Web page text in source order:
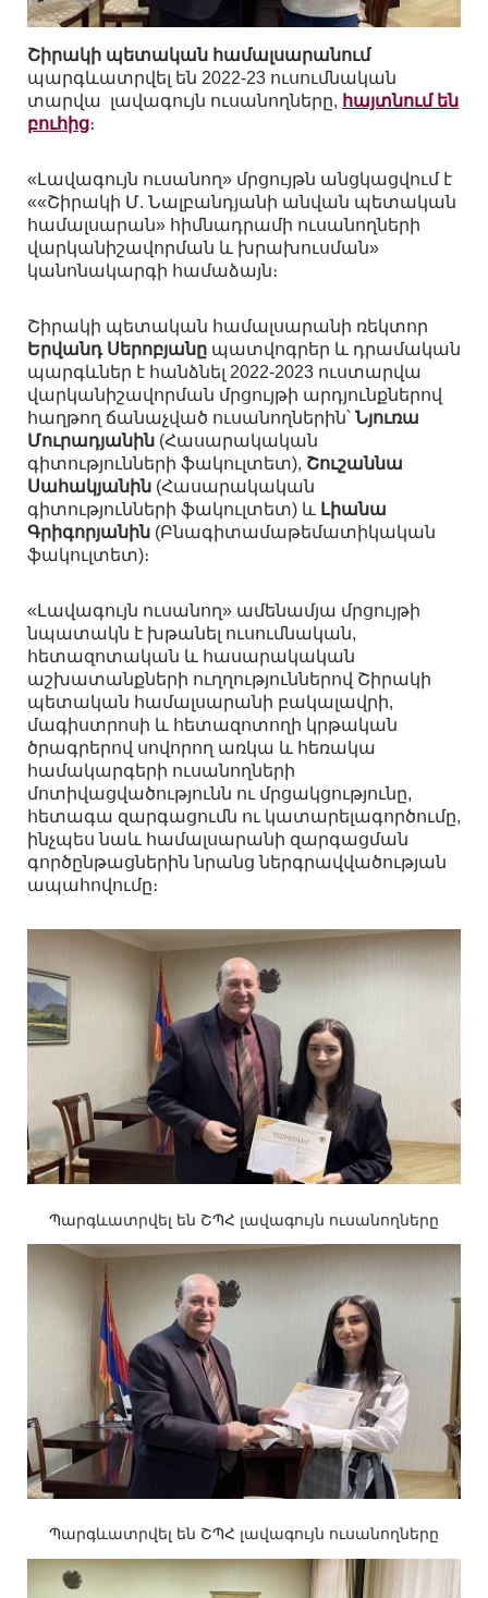
Շիրակի պետական համալսարանում
պարգևատրվել են 2022-23 ուսումնական
տարվա լավագույն ուսանողները, հայտնում են
բուհից։
«Լավագույն ուսանող» մրցույթն անցկացվում է
««Շիրակի Մ. Նալբանդյանի անվան պետական
համալսարան» հիմնադրամի ուսանողների
վարկանիշավորման և խրախուսման»
կանոնակարգի համաձայն։
Շիրակի պետական համալսարանի ռեկտոր
Երվանդ Սերոբյանը պատվոգրեր և դրամական
պարգևներ է հանձնել 2022-2023 ուստարվա
վարկանիշավորման մրցույթի արդյունքներով
հաղթող ճանաչված ուսանողներին՝ Նյուռա
Մուրադյանին (Հասարակական
գիտությունների ֆակուլտետ), Շուշաննա
Սահակյանին (Հասարակական
գիտությունների ֆակուլտետ) և Լիանա
Գրիգորյանին (Բնագիտամաթեմատիկական
ֆակուլտետ)։
«Լավագույն ուսանող» ամենամյա մրցույթի
նպատակն է խթանել ուսումնական,
հետազոտական և հասարակական
աշխատանքների ուղղություններով Շիրակի
պետական համալսարանի բակալավրի,
մագիստրոսի և հետազոտողի կրթական
ծրագրերով սովորող առկա և հեռակա
համակարգերի ուսանողների
մոտիվացվածությունն ու մրցակցությունը,
հետագա զարգացումն ու կատարելագործումը,
ինչպես նաև համալսարանի զարգացման
գործընթացներին նրանց ներգրավվածության
ապահովումը։
Պարգևատրվել են ՇՊՀ լավագույն ուսանողները
Պարգևատրվել են ՇՊՀ լավագույն ուսանողները